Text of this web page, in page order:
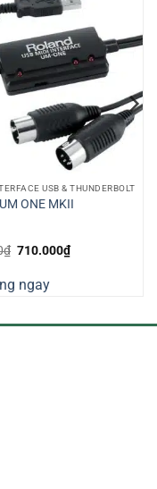
USB & THUNDERBOLT
ONE MKII
₫ Giá
760.000₫.
710.000₫Giá
hiện
ngay